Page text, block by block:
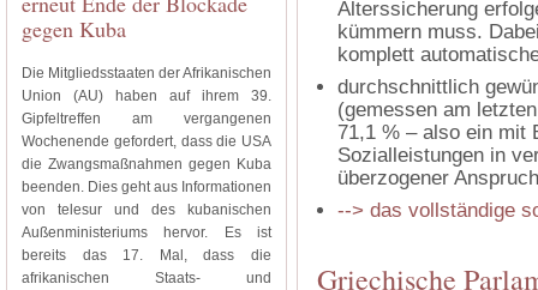
gegen Kuba
Die Mitgliedsstaaten der Afrikanischen
Union (AU) haben auf ihrem 39.
Gipfeltreffen am vergangenen
Wochenende gefordert, dass die USA
die Zwangsmaßnahmen gegen Kuba
beenden. Dies geht aus Informationen
von telesur und des kubanischen
Außenministeriums hervor. Es ist
bereits das 17. Mal, dass die
afrikanischen Staats- und
Alterssicherung
kümmern muss.
komplett
durchschnittlich
(gemessen am
71,1 % – also ein mit
Sozialleistungen in
überzogener Anspruch
--> das vollständige
Griechische